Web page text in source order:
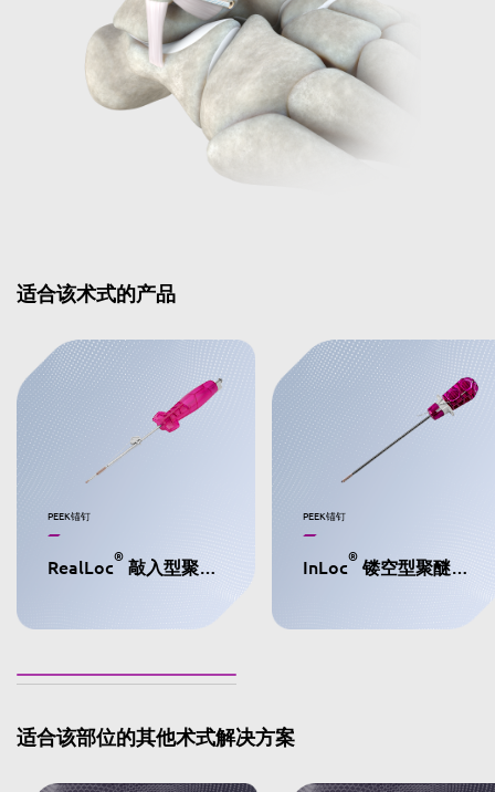
适合该术式的产品
PEEK锚钉
RealLoc® 敲入型聚醚醚酮缝合锚钉
PEEK锚钉
InLoc® 镂空型聚醚醚酮缝合锚钉
适合该部位的其他术式解决方案